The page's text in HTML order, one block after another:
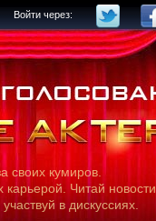
Войти через:
своих кумиров.
карьерой. Читай новости,
в дискуссиях.